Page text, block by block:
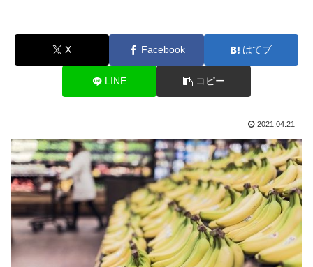
X Facebook はてブ
LINE コピー
2021.04.21